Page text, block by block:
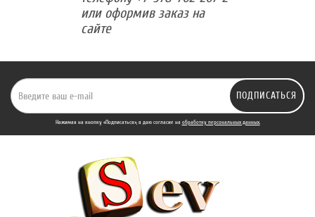
или оформив заказ на
сайте
ПОДПИСАТЬСЯ
Нажимая на кнопку «Подписаться», я даю cогласие на обработку персональных данных.